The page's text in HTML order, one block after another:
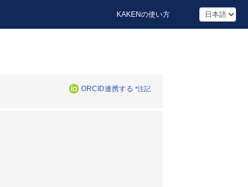
KAKENの使い方
ORCID連携する *注記